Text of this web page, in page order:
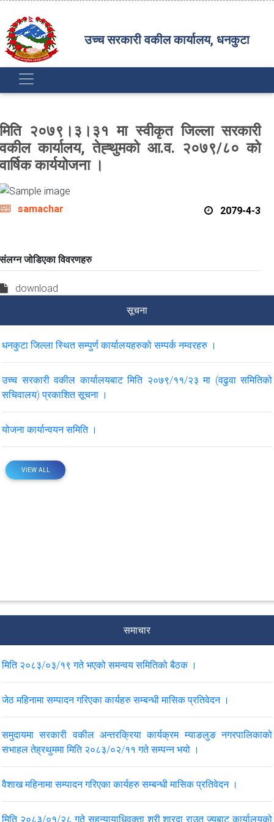
उच्च सरकारी वकील कार्यालय, धनकुटा
मिति २०७९।३।३१ मा स्वीकृत जिल्ला सरकारी
वकील कार्यालय, तेह्थुमको आ.व. २०७९/८० को
वार्षिक कार्ययोजना ।
samachar 2079-4-3
संलग्न जोडिएका विवरणहरु
download
सूचना
धनकुटा जिल्ला स्थित सम्पुर्ण कार्यालयहरुको सम्पर्क नम्वरहरु ।
उच्च सरकारी वकील कार्यालयबाट मिति २०७९/११/२३ मा (वढुवा समितिको
सचिवालय) प्रकाशित सूचना ।
योजना कार्यान्वयन समिति ।
VIEW ALL
समाचार
मिति २०८३/०३/१९ गते भएको समन्वय समितिको बैठक ।
जेठ महिनामा सम्पादन गरिएका कार्यहरु सम्बन्धी मासिक प्रतिवेदन ।
समुदायमा सरकारी वकील अन्तरक्रिया कार्यक्रम म्याङलुङ नगरपालिकाको
सभाहल तेह्रथुममा मिति २०८३/०२/११ गते सम्पन्न भयो ।
वैशाख महिनामा सम्पादन गरिएका कार्यहरु सम्बन्धी मासिक प्रतिवेदन ।
मिति २०८३/०१/२८ गते सहन्यायाधिवक्ता श्री शारदा राउत ज्यूबाट कार्यालयको